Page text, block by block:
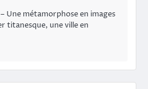
Une métamorphose en images
titanesque, une ville en